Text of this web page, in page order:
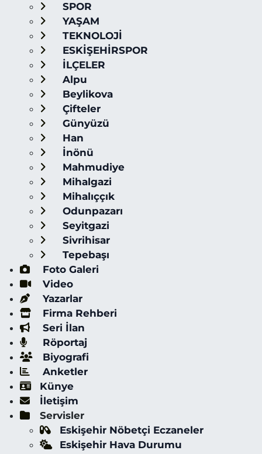
SPOR
YAŞAM
TEKNOLOJİ
ESKİŞEHİRSPOR
İLÇELER
Alpu
Beylikova
Çifteler
Günyüzü
Han
İnönü
Mahmudiye
Mihalgazi
Mihalıççık
Odunpazarı
Seyitgazi
Sivrihisar
Tepebaşı
Foto Galeri
Video
Yazarlar
Firma Rehberi
Seri İlan
Röportaj
Biyografi
Anketler
Künye
İletişim
Servisler
Eskişehir Nöbetçi Eczaneler
Eskişehir Hava Durumu